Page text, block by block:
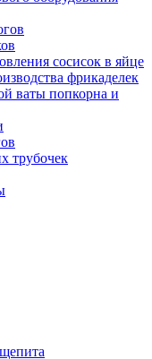
сосисок в яйце
фрикаделек
ваты попкорна и
трубочек